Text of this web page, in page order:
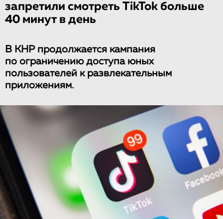
запретили смотреть TikTok больше
40 минут в день
В КНР продолжается кампания
по ограничению доступа юных
пользователей к развлекательным
приложениям.